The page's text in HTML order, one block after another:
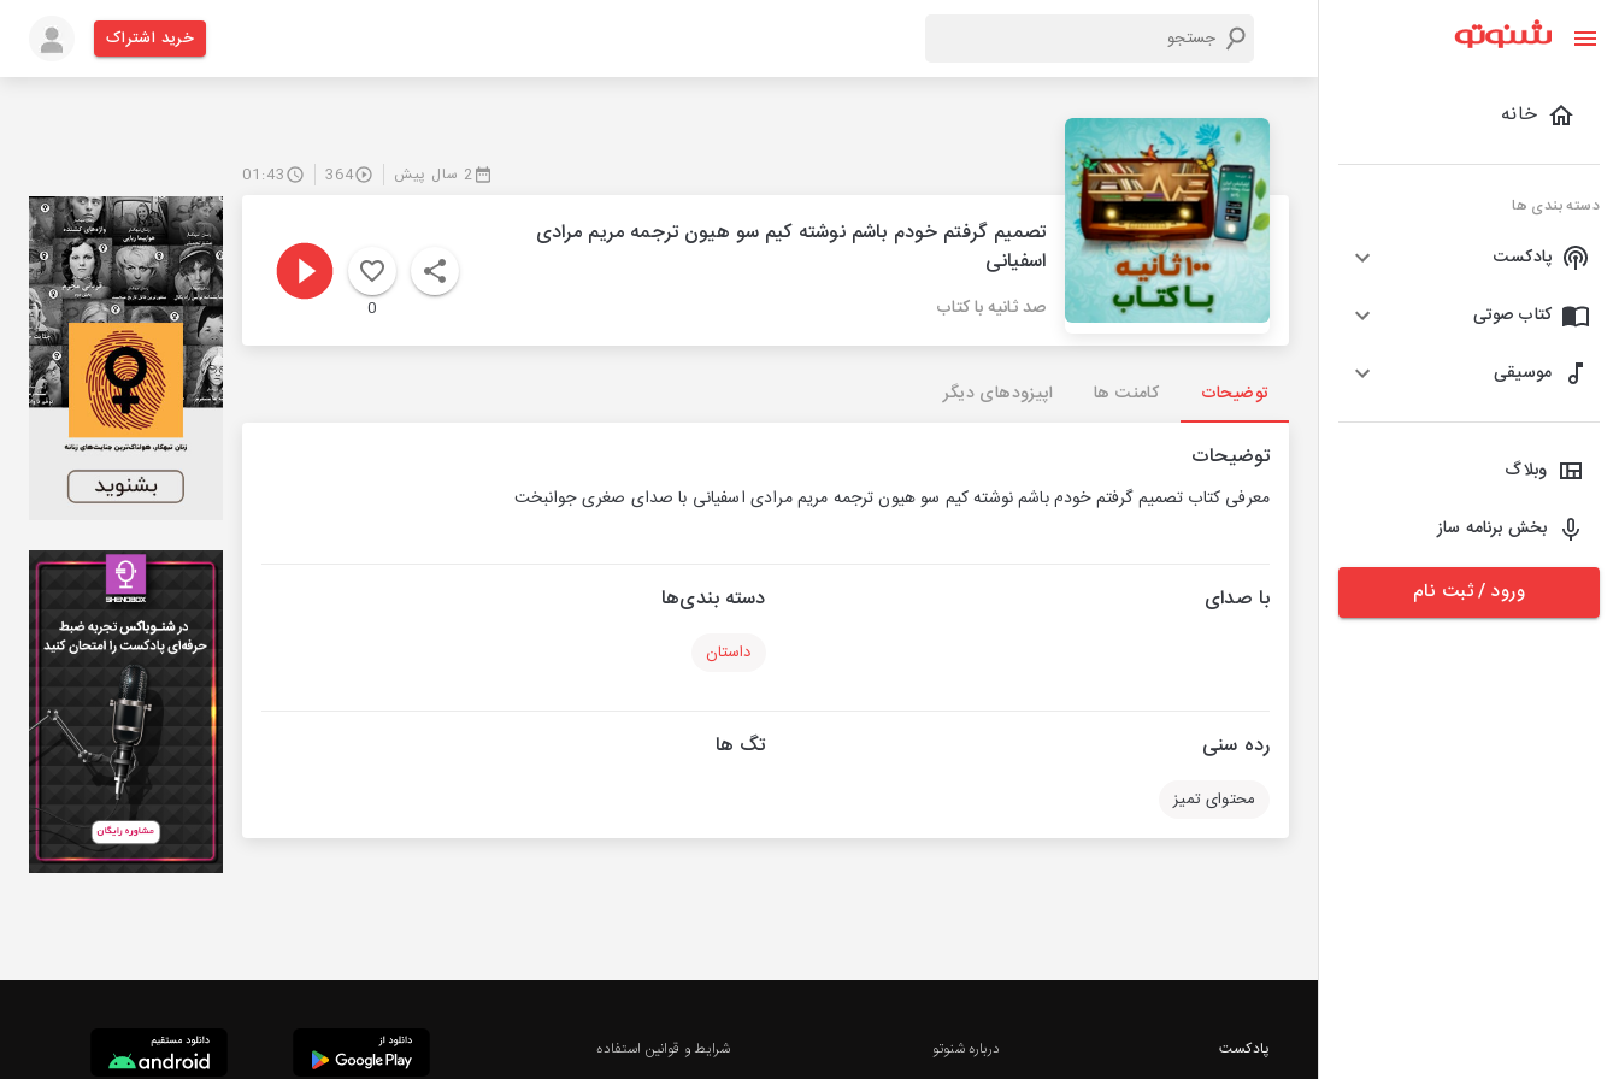
خانه
دسته بندی ها
پادکست
کتاب صوتی
موسیقی
وبلاگ
بخش برنامه ساز
ورود / ثبت نام
خرید اشتراک
2 سال پیش 364
01:43
تصمیم گرفتم خودم باشم نوشته کیم سو هیون ترجمه مریم مرادی
اسفیانی
صد ثانیه با کتاب 0
توضیحات کامنت ها اپیزودهای دیگر
توضیحات
معرفی کتاب تصمیم گرفتم خودم باشم نوشته کیم سو هیون ترجمه مریم مرادی اسفیانی با صدای صغری جوانبخت
با صدای دسته بندی‌ها
داستان
رده سنی
محتوای تمیز
تگ ها
پادکست
درباره شنوتو
شرایط و قوانین استفاده